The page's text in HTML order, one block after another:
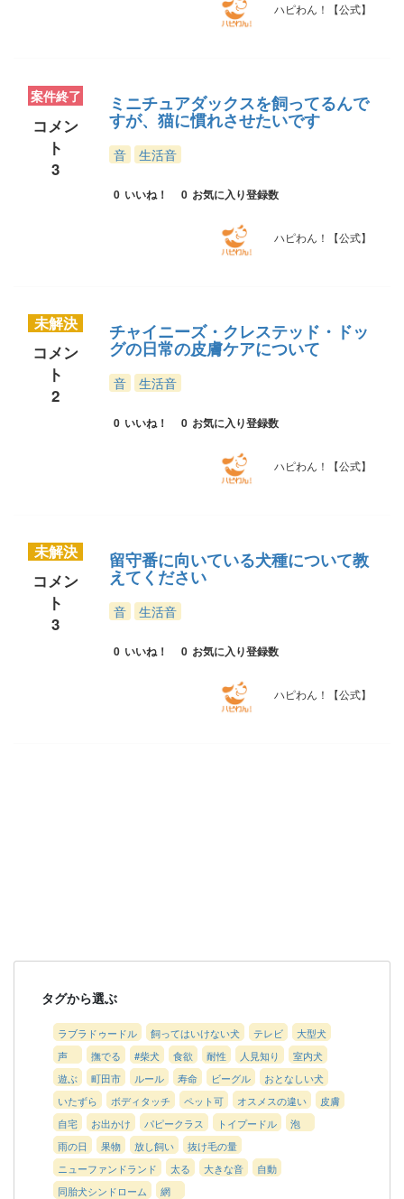
ハピわん！【公式】
案件終了
コメン
ト
3
ミニチュアダックスを飼ってるんで
すが、猫に慣れさせたいです
音 生活音
0 いいね！ 0 お気に入り登録数
ハピわん！【公式】
未解決
コメン
ト
2
チャイニーズ・クレステッド・ドッ
グの日常の皮膚ケアについて
音 生活音
0 いいね！ 0 お気に入り登録数
ハピわん！【公式】
未解決
コメン
ト
3
留守番に向いている犬種について教
えてください
音 生活音
0 いいね！ 0 お気に入り登録数
ハピわん！【公式】
タグから選ぶ
ラブラドゥードル 飼ってはいけない犬 テレビ
大型犬
声
撫でる #柴犬 食欲 耐性 人見知り
室内犬
遊ぶ
町田市 ルール 寿命 ビーグル
おとなしい犬
いたずら
ボディタッチ ペット可 オスメスの違い
皮膚
自宅
お出かけ パピークラス トイプードル
泡
雨の日
果物 放し飼い
抜け毛の量
ニューファンドランド
太る 大きな音
自動
同胎犬シンドローム
網